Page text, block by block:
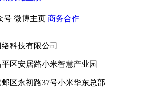
号 微博主页 商务合作
科技有限公司
区安居路小米智慧产业园
区永初路37号小米华东总部